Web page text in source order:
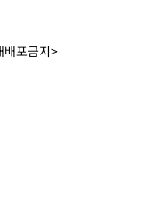
배포금지>